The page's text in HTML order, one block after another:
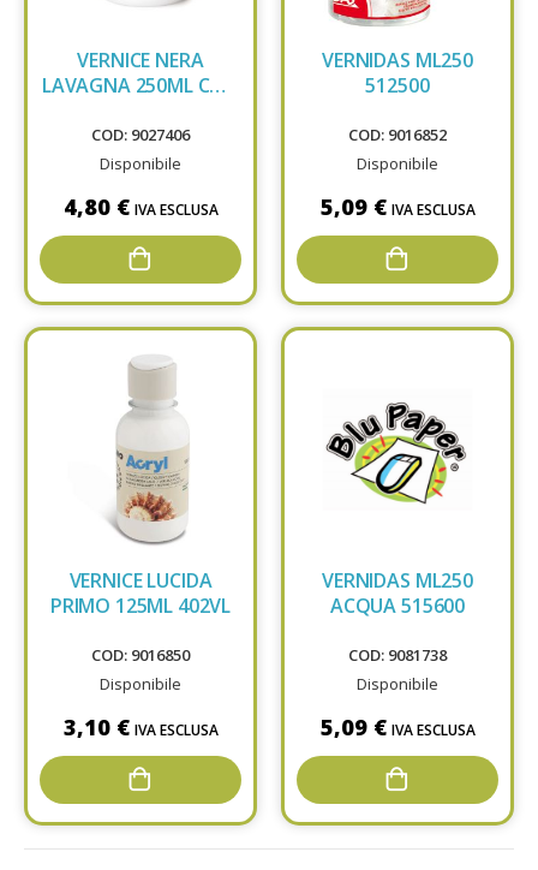
VERNICE NERA
LAVAGNA 250ML CWR
COD: 9027406
Disponibile
4,80 € IVA ESCLUSA
VERNIDAS ML250
512500
COD: 9016852
Disponibile
5,09 € IVA ESCLUSA
VERNICE LUCIDA
PRIMO 125ML 402VL
COD: 9016850
Disponibile
3,10 € IVA ESCLUSA
VERNIDAS ML250
ACQUA 515600
COD: 9081738
Disponibile
5,09 € IVA ESCLUSA